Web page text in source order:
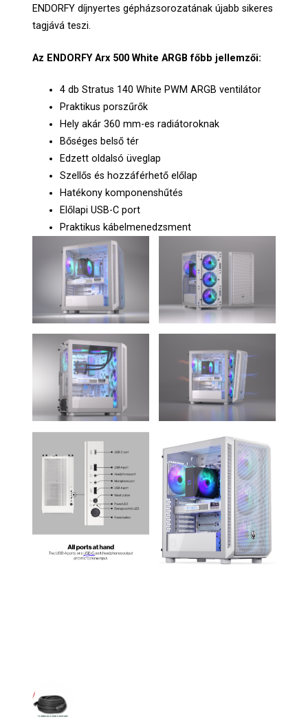
ENDORFY díjnyertes gépházsorozatának újabb sikeres
tagjává teszi.
Az ENDORFY Arx 500 White ARGB főbb jellemzői:
4 db Stratus 140 White PWM ARGB ventilátor
Praktikus porszűrők
Hely akár 360 mm-es radiátoroknak
Bőséges belső tér
Edzett oldalsó üveglap
Szellős és hozzáférhető előlap
Hatékony komponenshűtés
Előlapi USB-C port
Praktikus kábelmenedzsment